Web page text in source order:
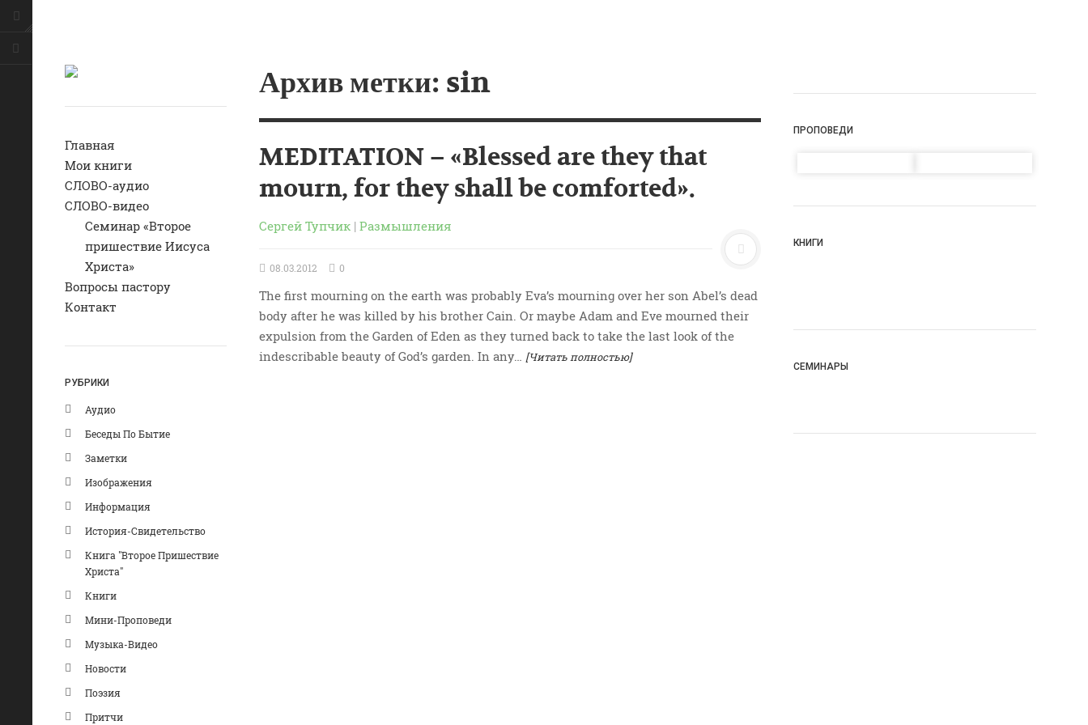
Главная
Мои книги
СЛОВО-аудио
СЛОВО-видео
Семинар «Второе
пришествие Иисуса
Христа»
Вопросы пастору
Контакт
РУБРИКИ
Аудио
Беседы По Бытие
Заметки
Изображения
Информация
История-Свидетельство
Книга "Второе Пришествие
Христа"
Книги
Мини-Проповеди
Музыка-Видео
Новости
Поэзия
Притчи
Архив метки: sin
MEDITATION – «Blessed are they that
mourn, for they shall be comforted».
Сергей Тупчик | Размышления
08.03.2012 0
The first mourning on the earth was probably Eva’s mourning over her son Abel’s dead
body after he was killed by his brother Cain. Or maybe Adam and Eve mourned their
expulsion from the Garden of Eden as they turned back to take the last look of the
indescribable beauty of God’s garden. In any…
[Читать полностью]
ПРОПОВЕДИ
КНИГИ
СЕМИНАРЫ